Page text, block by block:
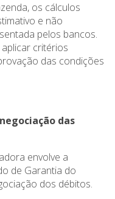
os cálculos
e não
pelos bancos.
critérios
das condições
das
envolve a
de Garantia do
dos débitos.